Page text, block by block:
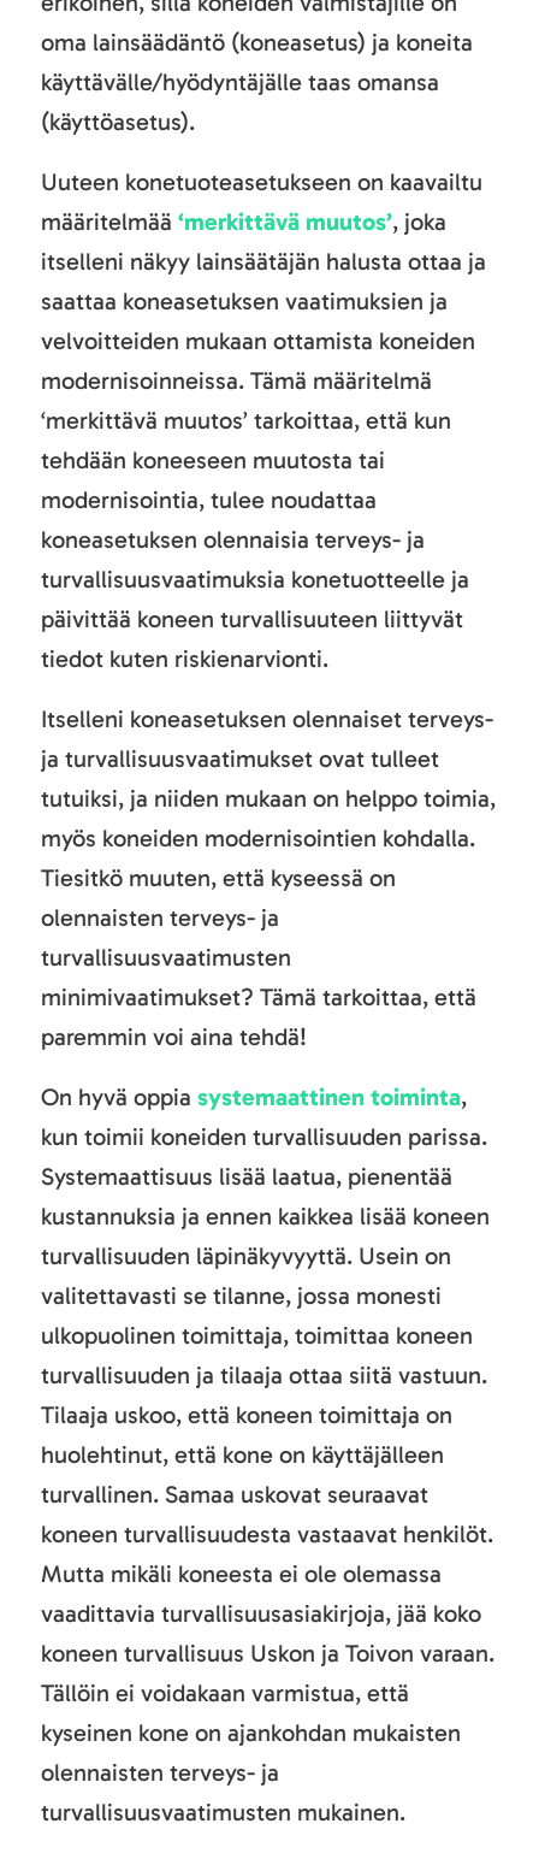
oma lainsäädäntö (koneasetus) ja koneita
käyttävälle/hyödyntäjälle taas omansa
(käyttöasetus).
Uuteen konetuoteasetukseen on kaavailtu
määritelmää ‘merkittävä muutos’, joka
itselleni näkyy lainsäätäjän halusta ottaa ja
saattaa koneasetuksen vaatimuksien ja
velvoitteiden mukaan ottamista koneiden
modernisoinneissa. Tämä määritelmä
‘merkittävä muutos’ tarkoittaa, että kun
tehdään koneeseen muutosta tai
modernisointia, tulee noudattaa
koneasetuksen olennaisia terveys- ja
turvallisuusvaatimuksia konetuotteelle ja
päivittää koneen turvallisuuteen liittyvät
tiedot kuten riskienarvionti.
Itselleni koneasetuksen olennaiset terveys-
ja turvallisuusvaatimukset ovat tulleet
tutuiksi, ja niiden mukaan on helppo toimia,
myös koneiden modernisointien kohdalla.
Tiesitkö muuten, että kyseessä on
olennaisten terveys- ja
turvallisuusvaatimusten
minimivaatimukset? Tämä tarkoittaa, että
paremmin voi aina tehdä!
On hyvä oppia systemaattinen toiminta,
kun toimii koneiden turvallisuuden parissa.
Systemaattisuus lisää laatua, pienentää
kustannuksia ja ennen kaikkea lisää koneen
turvallisuuden läpinäkyvyyttä. Usein on
valitettavasti se tilanne, jossa monesti
ulkopuolinen toimittaja, toimittaa koneen
turvallisuuden ja tilaaja ottaa siitä vastuun.
Tilaaja uskoo, että koneen toimittaja on
huolehtinut, että kone on käyttäjälleen
turvallinen. Samaa uskovat seuraavat
koneen turvallisuudesta vastaavat henkilöt.
Mutta mikäli koneesta ei ole olemassa
vaadittavia turvallisuusasiakirjoja, jää koko
koneen turvallisuus Uskon ja Toivon varaan.
Tällöin ei voidakaan varmistua, että
kyseinen kone on ajankohdan mukaisten
olennaisten terveys- ja
turvallisuusvaatimusten mukainen.